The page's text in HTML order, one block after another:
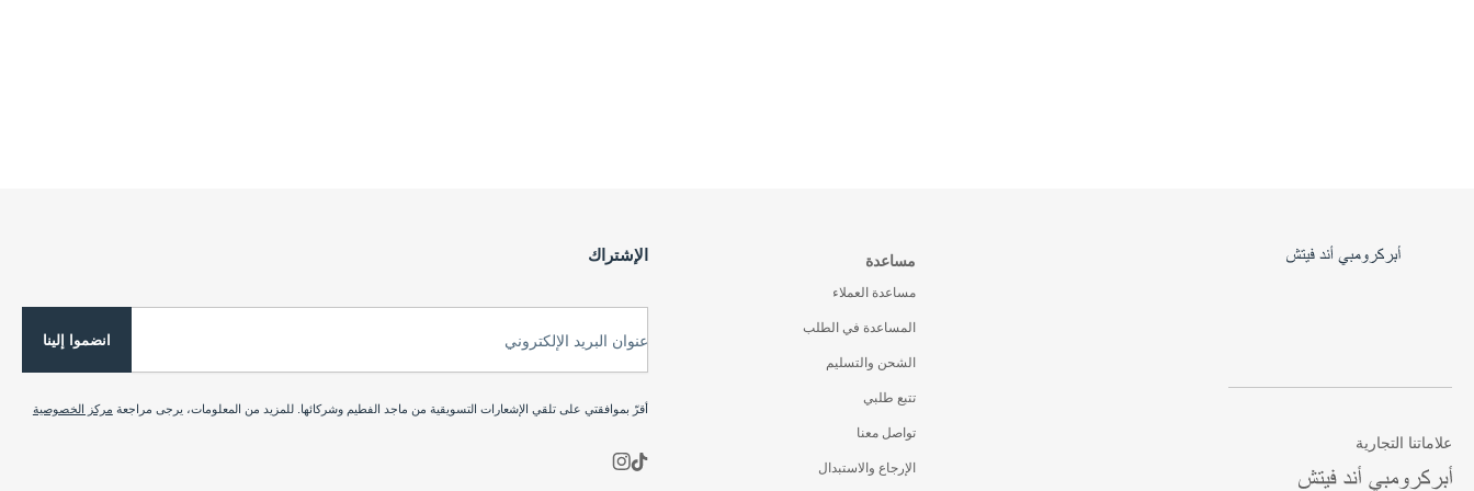
علاماتنا التجارية
مساعدة
مساعدة العملاء
المساعدة في الطلب
الشحن والتسليم
تتبع طلبي
تواصل معنا
الإرجاع والاستبدال
الإشتراك
عنوان البريد الإلكتروني انضموا إلينا
أقرّ بموافقتي على تلقي الإشعارات التسويقية من ماجد الفطيم وشركائها. للمزيد من المعلومات، يرجى مراجعة مركز الخصوصية